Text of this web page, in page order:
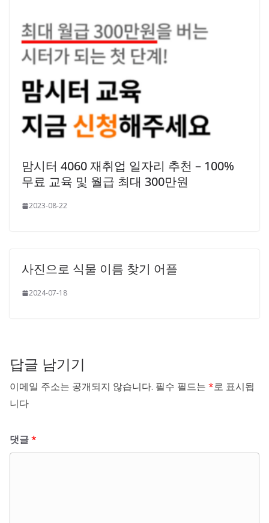
맘시터 4060 재취업 일자리 추천 – 100%
무료 교육 및 월급 최대 300만원
2023-08-22
사진으로 식물 이름 찾기 어플
2024-07-18
답글 남기기
이메일 주소는 공개되지 않습니다. 필수 필드는 *로 표시됩
니다
댓글*